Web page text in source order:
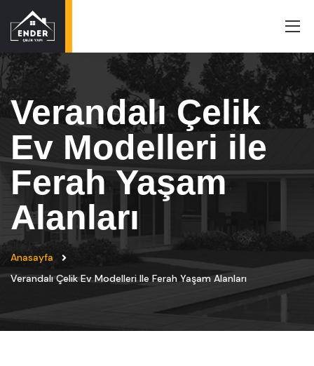
Verandalı Çelik
Ev Modelleri ile
Ferah Yaşam
Alanları
Anasayfa
Verandalı Çelik Ev Modelleri Ile Ferah Yaşam Alanları